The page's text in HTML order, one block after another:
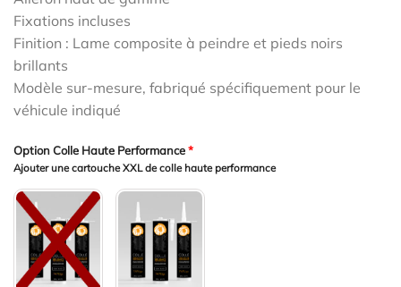
initial
était :
1299,00€.1260,03€.
Fixations incluses
Finition : Lame composite à peindre et pieds noirs
brillants
Modèle sur-mesure, fabriqué spécifiquement pour le
véhicule indiqué
Option Colle Haute Performance*
Ajouter une cartouche XXL de colle haute performance